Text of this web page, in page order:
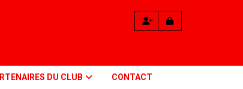
DU CLUB CONTACT